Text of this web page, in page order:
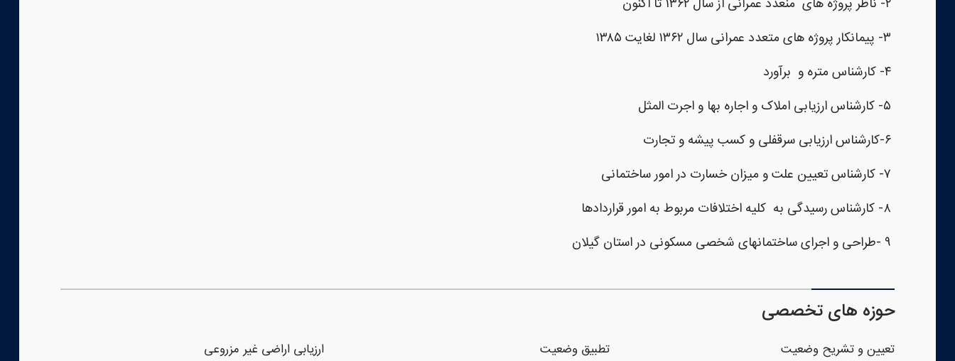
۲- ناظر پروژه های منعدد عمرانی از سال ۱۳۶۲ تا اکنون
۳- پیمانکار پروژه های متعدد عمرانی سال ۱۳۶۲ لغایت ۱۳۸۵
۴- کارشناس متره و برآورد
۵- کارشناس ارزیابی املاک و اجاره بها و اجرت المثل
۶-کارشناس ارزیابی سرقفلی و کسب پیشه و تجارت
۷- کارشناس تعیین علت و میزان خسارت در امور ساختمانی
۸- کارشناس رسیدگی به کلیه اختلافات مربوط به امور قراردادها
۹ -طراحی و اجرای ساختمانهای شخصی مسکونی در استان گیلان
حوزه های تخصصی
تعیین و تشریح وضعیت تطبیق وضعیت
ارزیابی اراضی غیر مزروعی